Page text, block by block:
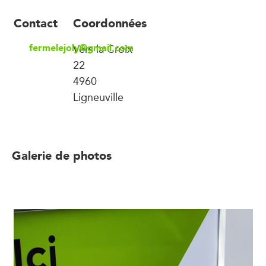
Contact
fermelejoly@gmail.com
Coordonnées
Vers la Croix
22
4960
Ligneuville
Galerie de photos